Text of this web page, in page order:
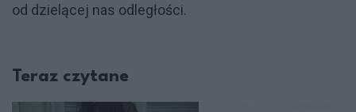
od dzielącej nas odległości.
Teraz czytane